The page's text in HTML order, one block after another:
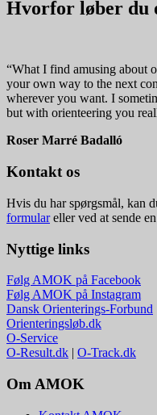
Hvorfor løber du
“What I find amusing about
your own way to the next
wherever you want. I
but with orienteering you
Roser Marré Badalló
Kontakt os
Hvis du har spørgsmål, kan
formulareller ved at sende
Nyttige links
Følg AMOK på Facebook
Følg AMOK på Instagram
Dansk Orienterings-Forbund
Orienteringsløb.dk
O-Service
O-Result.dk | O-Track.dk
Om AMOK